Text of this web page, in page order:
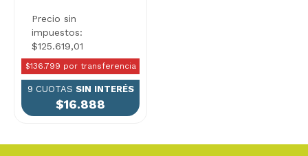
Precio sin
impuestos:
$125.619,01
$136.799 por transferencia
9 CUOTAS SIN INTERÉS
$16.888